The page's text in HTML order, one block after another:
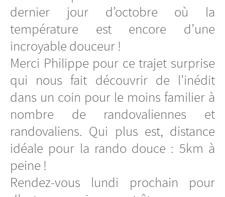
dernier jour d’octobre où la
température est encore d’une
incroyable douceur !
Merci Philippe pour ce trajet surprise
qui nous fait découvrir de l’inédit
dans un coin pour le moins familier à
nombre de randovaliennes et
randovaliens. Qui plus est, distance
idéale pour la rando douce : 5km à
peine !
Rendez-vous lundi prochain pour